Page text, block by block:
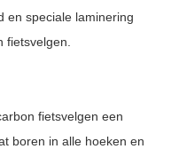
en speciale laminering
fietsvelgen een
boren in alle hoeken en